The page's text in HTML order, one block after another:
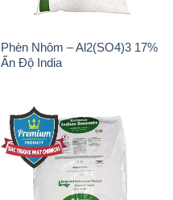
Phèn Nhôm – Al2(SO4)3 17%
Ấn Độ India